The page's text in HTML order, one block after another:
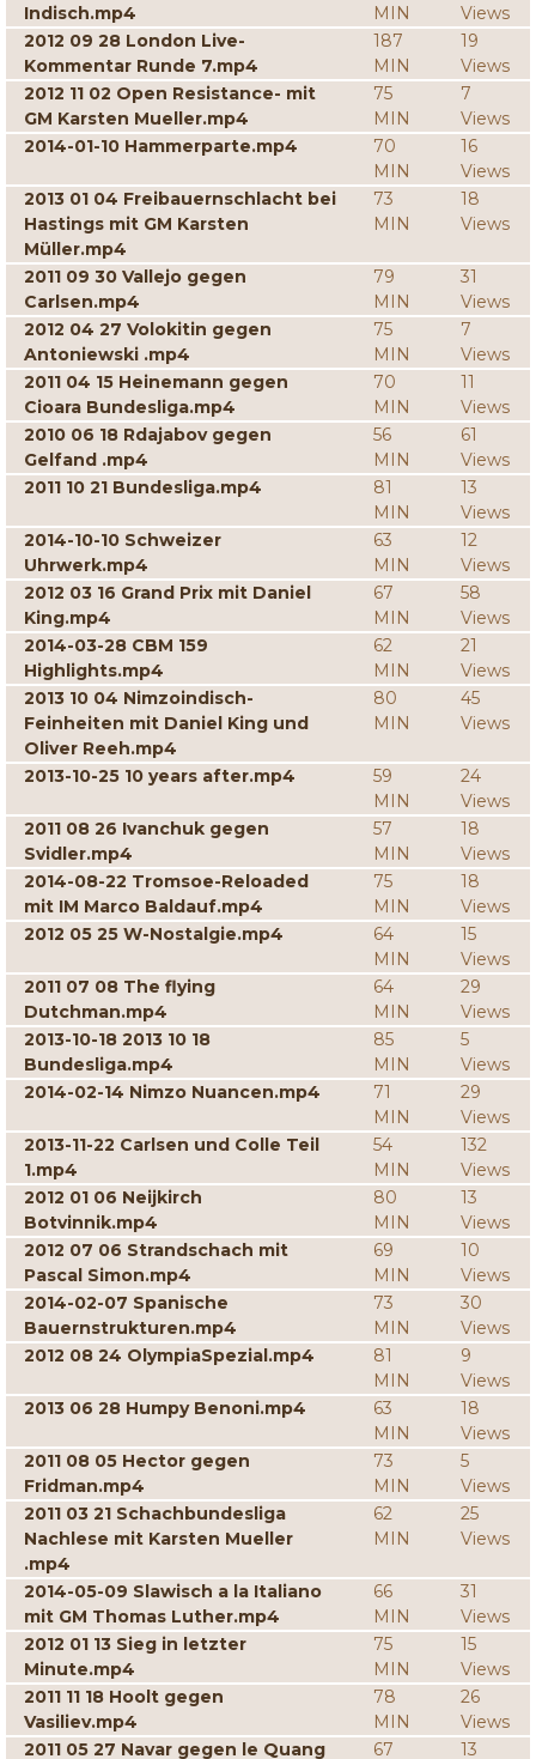
Indisch.mp4
MIN
Views
2012 09 28 London Live-
Kommentar Runde 7.mp4
187
MIN
19
Views
2012 11 02 Open Resistance- mit
GM Karsten Mueller.mp4
75
MIN
7
Views
2014-01-10 Hammerparte.mp4
70
MIN
16
Views
2013 01 04 Freibauernschlacht bei
Hastings mit GM Karsten
Müller.mp4
73
MIN
18
Views
2011 09 30 Vallejo gegen
Carlsen.mp4
79
MIN
31
Views
2012 04 27 Volokitin gegen
Antoniewski .mp4
75
MIN
7
Views
2011 04 15 Heinemann gegen
Cioara Bundesliga.mp4
70
MIN
11
Views
2010 06 18 Rdajabov gegen
Gelfand .mp4
56
MIN
61
Views
2011 10 21 Bundesliga.mp4
81
MIN
13
Views
2014-10-10 Schweizer
Uhrwerk.mp4
63
MIN
12
Views
2012 03 16 Grand Prix mit Daniel
King.mp4
67
MIN
58
Views
2014-03-28 CBM 159
Highlights.mp4
62
MIN
21
Views
2013 10 04 Nimzoindisch-
Feinheiten mit Daniel King und
Oliver Reeh.mp4
80
MIN
45
Views
2013-10-25 10 years after.mp4
59
MIN
24
Views
2011 08 26 Ivanchuk gegen
Svidler.mp4
57
MIN
18
Views
2014-08-22 Tromsoe-Reloaded
mit IM Marco Baldauf.mp4
75
MIN
18
Views
2012 05 25 W-Nostalgie.mp4
64
MIN
15
Views
2011 07 08 The flying
Dutchman.mp4
64
MIN
29
Views
2013-10-18 2013 10 18
Bundesliga.mp4
85
MIN
5
Views
2014-02-14 Nimzo Nuancen.mp4
71
MIN
29
Views
2013-11-22 Carlsen und Colle Teil
1.mp4
54
MIN
132
Views
2012 01 06 Neijkirch
Botvinnik.mp4
80
MIN
13
Views
2012 07 06 Strandschach mit
Pascal Simon.mp4
69
MIN
10
Views
2014-02-07 Spanische
Bauernstrukturen.mp4
73
MIN
30
Views
2012 08 24 OlympiaSpezial.mp4
81
MIN
9
Views
2013 06 28 Humpy Benoni.mp4
63
MIN
18
Views
2011 08 05 Hector gegen
Fridman.mp4
73
MIN
5
Views
2011 03 21 Schachbundesliga
Nachlese mit Karsten Mueller
.mp4
62
MIN
25
Views
2014-05-09 Slawisch a la Italiano
mit GM Thomas Luther.mp4
66
MIN
31
Views
2012 01 13 Sieg in letzter
Minute.mp4
75
MIN
15
Views
2011 11 18 Hoolt gegen
Vasiliev.mp4
78
MIN
26
Views
2011 05 27 Navar gegen le Quang
67 13